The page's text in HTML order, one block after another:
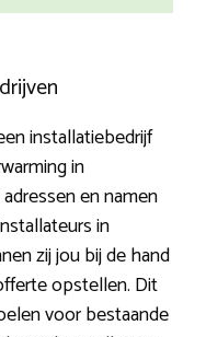
installatiebedrijf
in
en namen
in
zij jou bij de hand
opstellen. Dit
voor bestaande